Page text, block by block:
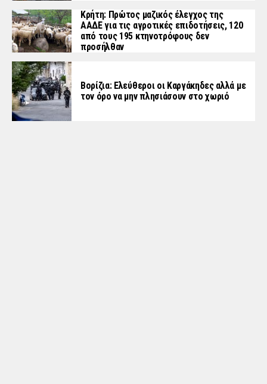
Κρήτη: Πρώτος μαζικός έλεγχος της
ΑΑΔΕ για τις αγροτικές επιδοτήσεις, 120
από τους 195 κτηνοτρόφους δεν
προσήλθαν
Βορίζια: Ελεύθεροι οι Καργάκηδες αλλά με
τον όρο να μην πλησιάσουν στο χωριό